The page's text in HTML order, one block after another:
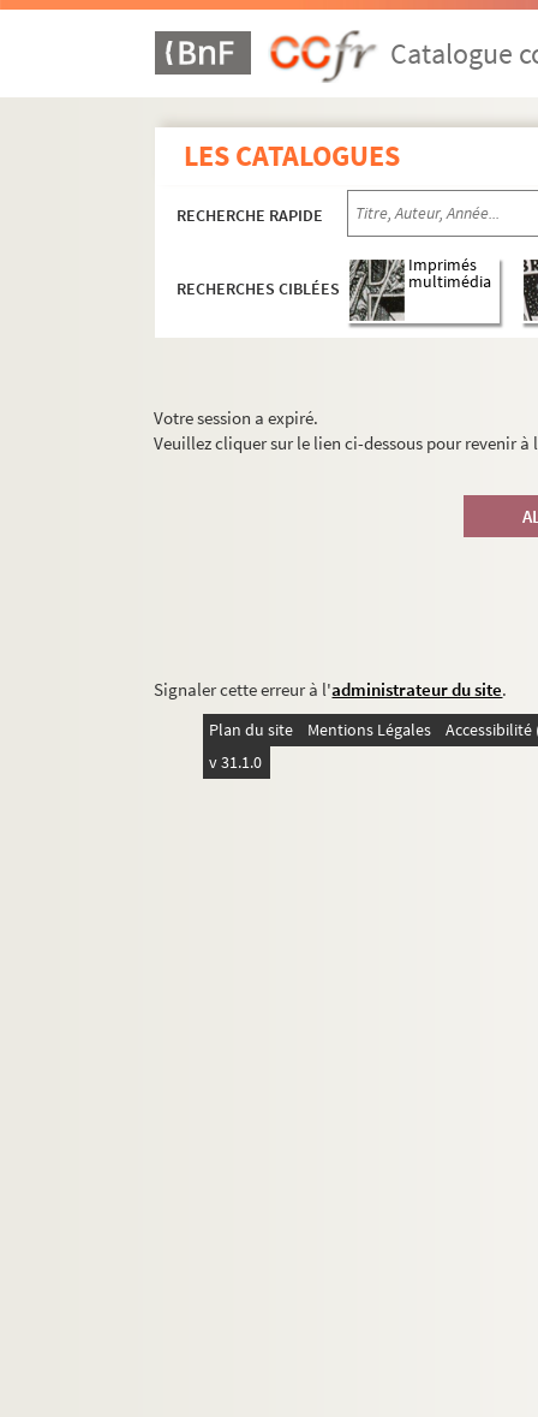
Catalogue
LES CATALOGUES
RECHERCHE RAPIDE
RECHERCHES CIBLÉES
Imprimés
multimédia
Votre session a expiré.
Veuillez cliquer sur le lien ci-dessous pour revenir
Signaler cette erreur à l'administrateur du site.
Plan du site Mentions Légales
v 31.1.0